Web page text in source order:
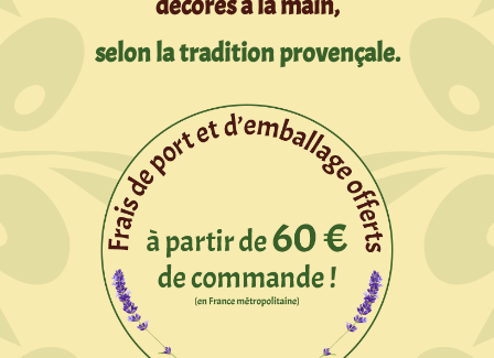
selon la tradition provençale.